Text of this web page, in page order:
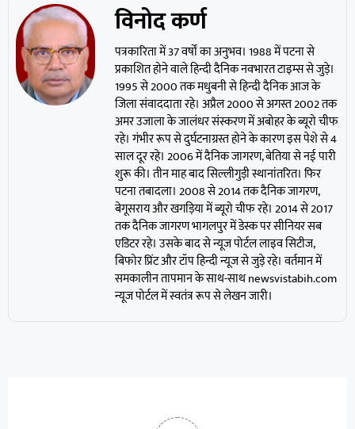
विनोद कर्ण
पत्रकारिता में 37 वर्षों का अनुभव। 1988 में पटना से
प्रकाशित होने वाले हिन्दी दैनिक नवभारत टाइम्स से जुड़े।
1995 से 2000 तक मधुबनी से हिन्दी दैनिक आज के
जिला संवाददाता रहे। अप्रैल 2000 से अगस्त 2002 तक
अमर उजाला के जालंधर संस्करण में अबोहर के ब्यूरो चीफ
रहे। गंभीर रूप से दुर्घटनाग्रस्त होने के कारण इस पेशे से 4
साल दूर रहे। 2006 में दैनिक जागरण, बेतिया से नई पारी
शुरू की। तीन माह बाद सिल्लीगुड़ी स्थानांतरित। फिर
पटना तबादला। 2008 से 2014 तक दैनिक जागरण,
बेगूसराय और खगड़िया में ब्यूरो चीफ रहे। 2014 से 2017
तक दैनिक जागरण भागलपुर में डेस्क पर सीनियर सब
एडिटर रहे। उसके बाद से न्यूज पोर्टल लाइव सिटीज,
बिफोर प्रिंट और टॉप हिन्दी न्यूज से जुड़े रहे। वर्तमान में
समकालीन तापमान के साथ-साथ newsvistabih.com
न्यूज पोर्टल में स्वतंत्र रूप से लेखन जारी।